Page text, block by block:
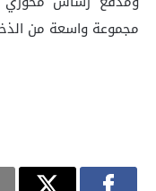
مجموعة واسعة من